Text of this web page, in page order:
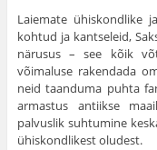
Laiemate ühiskondlike
kohtud ja kantseleid,
närusus – see kõik
võimaluse rakendada
neid taanduma puhta
armastus antiikse
palvuslik suhtumine
ühiskondli­kest oludest.